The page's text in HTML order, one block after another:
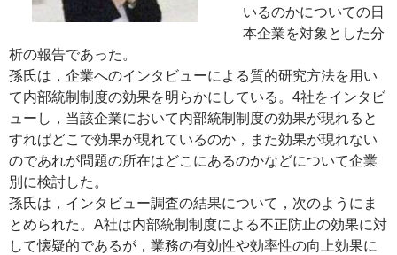
いるのかについての日
本企業を対象とした分
析の報告であった。
孫氏は，企業へのインタビューによる質的研究方法を用い
て内部統制制度の効果を明らかにしている。4社をインタビ
ューし，当該企業において内部統制制度の効果が現れると
すればどこで効果が現れているのか，また効果が現れない
のであれが問題の所在はどこにあるのかなどについて企業
別に検討した。
孫氏は，インタビュー調査の結果について，次のようにま
とめられた。A社は内部統制制度による不正防止の効果に対
して懐疑的であるが，業務の有効性や効率性の向上効果に